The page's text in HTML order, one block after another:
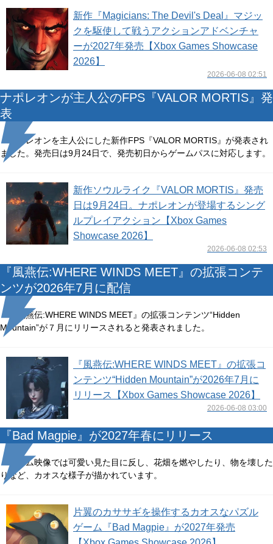
新作『Magicians: The Devil's Deal』マジッ
クを駆使して戦うアクションアドベンチャ
ーが2027年発売【Xbox Games Showcase
2026】
2026-06-08 02:51
ナポレオンが主人公のFPS『VALOR MORTIS』発
表
ナポレオンを主人公にした新作FPS『VALOR MORTIS』が発表され
ました。発売日は9月24日で、発売初日からゲームパスに対応します。
新作ソウルライク『VALOR MORTIS』発売
日は9月24日。ナポレオンが登場するシング
ルプレイアクション【Xbox Games
Showcase 2026】
2026-06-08 02:53
『風燕伝:WHERE WINDS MEET』の拡張コンテ
ンツが2026年7月に配信
『風燕伝:WHERE WINDS MEET』の拡張コンテンツ“Hidden
Mountain”が７月にリリースされると発表されました。
『風燕伝:WHERE WINDS MEET』の拡張コ
ンテンツ“Hidden Mountain”が2026年7月に
リリース【Xbox Games Showcase 2026】
2026-06-08 03:00
『Bad Magpie』が2027年春にリリース
ゲーム映像では可愛い見た目に反し、花畑を燃やしたり、物を壊した
りなど、カオスな様子が描かれています。
片翼のカササギを操作するカオスなパズル
ゲーム『Bad Magpie』が2027年発売